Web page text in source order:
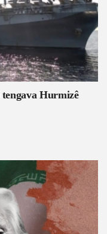
Hurmizê